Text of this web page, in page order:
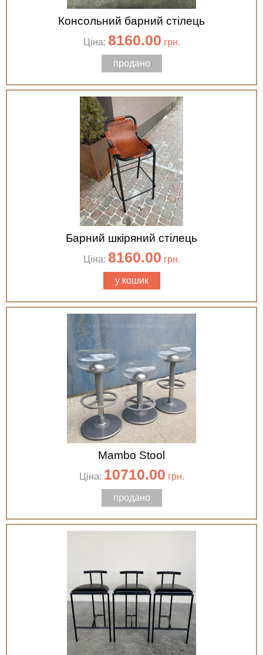
Консольний барний стілець
Ціна: 8160.00 грн.
продано
Барний шкіряний стілець
Ціна: 8160.00 грн.
у кошик
Mambo Stool
Ціна: 10710.00 грн.
продано